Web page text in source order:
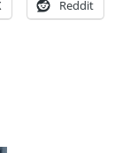
Reddit